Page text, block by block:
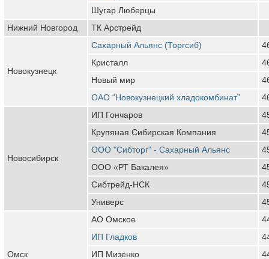
Шугар Люберцы
Нижний Новгород
ТК Арстрейд
Новокузнецк
Сахарный Альянс (Торгсиб)
Кристалл
Новый мир
ОАО “Новокузнецкий хладокомбинат”
Новосибирск
ИП Гончаров
Крупяная Сибирская Компания
ООО "Сибторг" - Сахарный Альянс
ООО «РТ Бакалея»
Сибтрейд-НСК
Универс
Омск
АО Омское
ИП Гладков
ИП Мизенко